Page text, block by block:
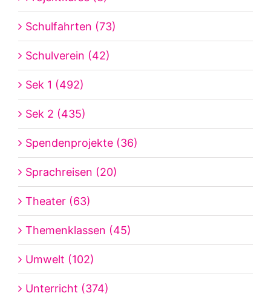
Schulfahrten (73)
Schulverein (42)
Sek 1 (492)
Sek 2 (435)
Spendenprojekte (36)
Sprachreisen (20)
Theater (63)
Themenklassen (45)
Umwelt (102)
Unterricht (374)